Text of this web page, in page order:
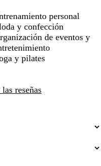
personal
y confección
de eventos y
y pilates
reseñas